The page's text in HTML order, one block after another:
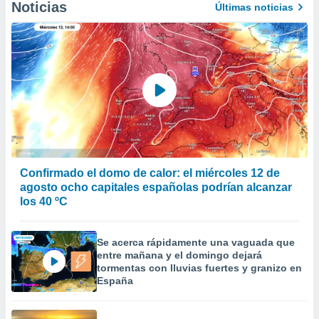
momento
en
en
en
de
un
datos
perfiles
Noticias Últimas noticias
Confirmado el domo de calor: el miércoles 12 de
agosto ocho capitales españolas podrían alcanzar
los 40 ºC
Se acerca rápidamente una vaguada que
entre mañana y el domingo dejará
tormentas con lluvias fuertes y granizo en
España